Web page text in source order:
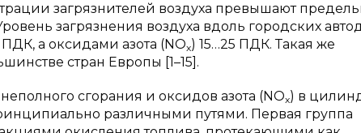
загрязнителей воздуха превышают
загрязнения воздуха вдоль городских
а оксидами азота (NOx) 15…25 ПДК. Такая же
стран Европы [1–15].
сгорания и оксидов азота (NOx) в
различными путями. Первая группа